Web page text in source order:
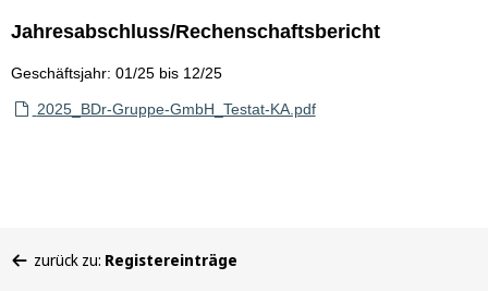
Jahresabschluss/Rechenschaftsbericht
Geschäftsjahr: 01/25 bis 12/25
2025_BDr-Gruppe-GmbH_Testat-KA.pdf
befinden
zurück zu: Registereinträge